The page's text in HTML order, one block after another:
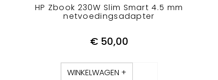
HP Zbook 230W Slim Smart 4.5 mm
netvoedingsadapter
€50,00
WINKELWAGEN +